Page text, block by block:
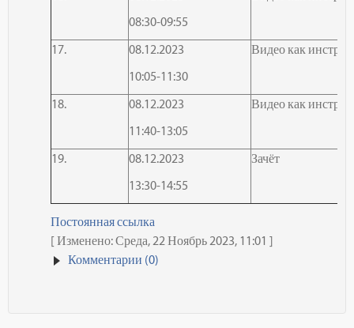
08:30-09:55
17.
08.12.2023
10:05-11:30
Видео как
18.
08.12.2023
11:40-13:05
Видео как
19.
08.12.2023
13:30-14:55
Зачёт
Постоянная ссылка
[ Изменено: Среда, 22 Ноябрь 2023, 11:01 ]
Комментарии (0)